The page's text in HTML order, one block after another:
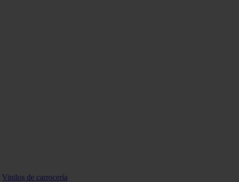
Vinilos de carrocería